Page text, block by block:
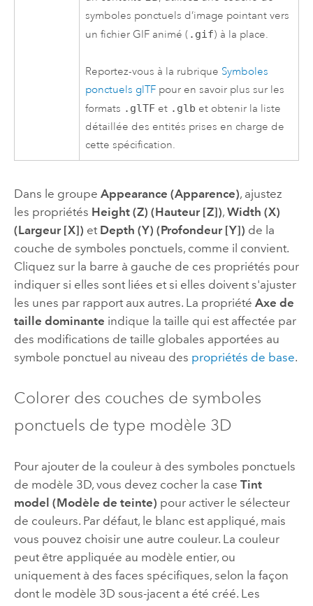
symboles ponctuels d’image pointant vers
un fichier GIF animé ( .gif) à la place.
Reportez-vous à la rubrique Symboles
ponctuels glTF pour en savoir plus sur les
formats .glTF et .glb et obtenir la liste
détaillée des entités prises en charge de
cette spécification.
Dans le groupe Appearance (Apparence), ajustez
les propriétés Height (Z) (Hauteur [Z]), Width (X)
(Largeur [X]) et Depth (Y) (Profondeur [Y]) de la
couche de symboles ponctuels, comme il convient.
Cliquez sur la barre à gauche de ces propriétés pour
indiquer si elles sont liées et si elles doivent s'ajuster
les unes par rapport aux autres. La propriété Axe de
taille dominante indique la taille qui est affectée par
des modifications de taille globales apportées au
symbole ponctuel au niveau des propriétés de base.
Colorer des couches de symboles
ponctuels de type modèle 3D
Pour ajouter de la couleur à des symboles ponctuels
de modèle 3D, vous devez cocher la case Tint
model (Modèle de teinte) pour activer le sélecteur
de couleurs. Par défaut, le blanc est appliqué, mais
vous pouvez choisir une autre couleur. La couleur
peut être appliquée au modèle entier, ou
uniquement à des faces spécifiques, selon la façon
dont le modèle 3D sous-jacent a été créé. Les